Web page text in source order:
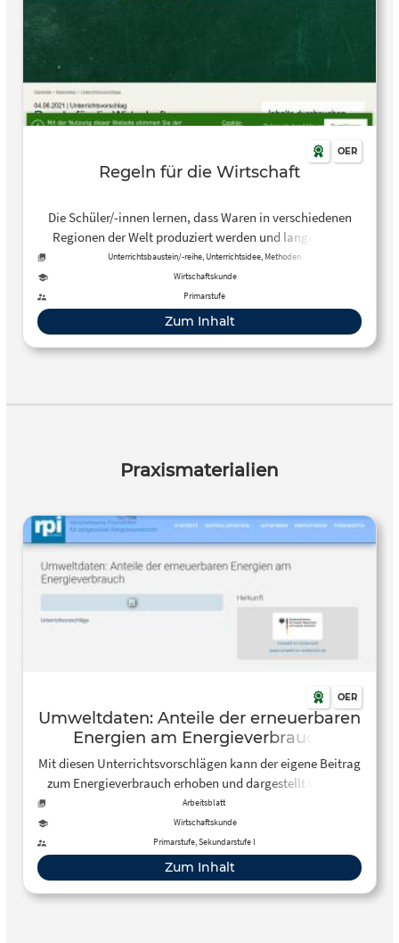
OER
Regeln für die Wirtschaft
Die Schüler/-innen lernen, dass Waren in verschiedenen
Regionen der Welt produziert werden und lange Wege
zurücklegen, bevor sie in Deutschland verkauft werden.
Darüber hinaus beschäftigen sie sich mit Regeln für den
Handel, die weltweit gelten und Menschen und Umwelt
schützen sollen.
Unterrichtsbaustein/-reihe, Unterrichtsidee, Methoden
Wirtschaftskunde
Primarstufe
Zum Inhalt
Praxismaterialien
OER
Umweltdaten: Anteile der erneuerbaren
Energien am Energieverbrauch
Mit diesen Unterrichtsvorschlägen kann der eigene Beitrag
zum Energieverbrauch erhoben und dargestellt werden.
Darüber hinaus gibt es noch die allgemeinen Daten der
Bevölkerung zu diesem Thema, was vor allem für die
Diskussionen zum Klimawandel von Nutzen sein kann.
Arbeitsblatt
Wirtschaftskunde
Primarstufe, Sekundarstufe I
Zum Inhalt